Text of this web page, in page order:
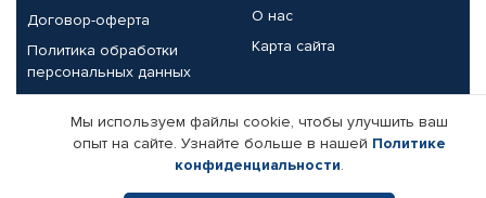
Договор-оферта
Политика обработки
персональных данных
О нас
Карта сайта
Партнерам
Корпоративным клиентам
Поставщикам
Реквизиты компании
Мы используем файлы cookie, чтобы улучшить ваш
опыт на сайте. Узнайте больше в нашей Политике
конфиденциальности.